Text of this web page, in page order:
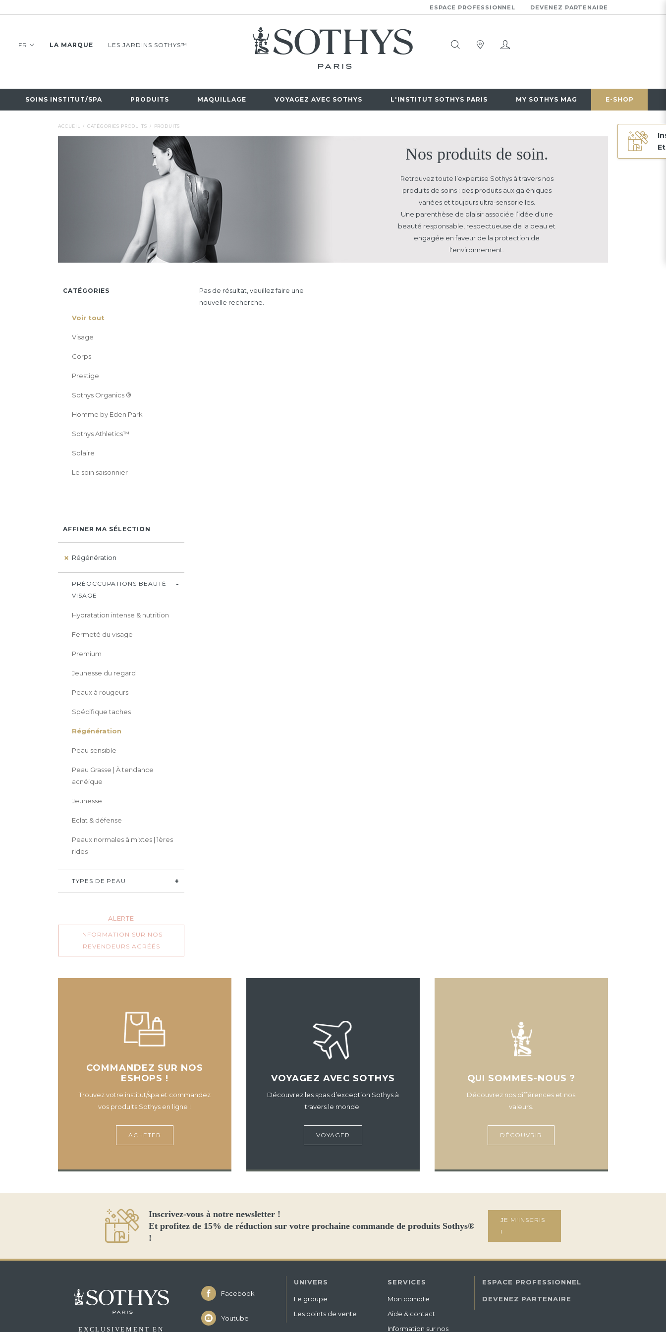
ESPACE PROFESSIONNEL DEVENEZ PARTENAIRE
FR LA MARQUE LES JARDINS SOTHYS™
SOINS INSTITUT/SPA PRODUITS MAQUILLAGE VOYAGEZ AVEC SOTHYS L'INSTITUT SOTHYS PARIS MY SOTHYS MAG E-SHOP
ACCUEIL CATÉGORIES PRODUITS PRODUITS
Nos produits de soin.
Retrouvez toute l’expertise Sothys à travers nos
produits de soins : des produits aux galéniques
variées et toujours ultra-sensorielles.
Une parenthèse de plaisir associée l’idée d’une
beauté responsable, respectueuse de la peau et
engagée en faveur de la protection de
l'environnement.
CATÉGORIES
Voir tout
Visage
Corps
Prestige
Sothys Organics ®
Homme by Eden Park
Sothys Athletics™
Solaire
Le soin saisonnier
AFFINER MA SÉLECTION
Régénération
PRÉOCCUPATIONS BEAUTÉ
VISAGE
Hydratation intense & nutrition
Fermeté du visage
Premium
Jeunesse du regard
Peaux à rougeurs
Spécifique taches
Régénération
Peau sensible
Peau Grasse | À tendance
acnéique
Jeunesse
Eclat & défense
Peaux normales à mixtes | 1ères
rides
TYPES DE PEAU
ALERTE
INFORMATION SUR NOS
REVENDEURS AGRÉÉS
Pas de résultat, veuillez faire une
nouvelle recherche.
COMMANDEZ SUR NOS
ESHOPS !
Trouvez votre institut/spa et commandez
vos produits Sothys en ligne !
ACHETER
VOYAGEZ AVEC SOTHYS
Découvrez les spas d’exception Sothys à
travers le monde.
VOYAGER
QUI SOMMES-NOUS ?
Découvrez nos différences et nos
valeurs.
DÉCOUVRIR
Inscrivez-vous à notre newsletter !
Et profitez de 15% de réduction sur votre prochaine commande de produits Sothys®
!
JE M'INSCRIS
!
EXCLUSIVEMENT EN
Facebook
Youtube
UNIVERS
Le groupe
Les points de vente
SERVICES
Mon compte
Aide & contact
Information sur nos
ESPACE PROFESSIONNEL
DEVENEZ PARTENAIRE